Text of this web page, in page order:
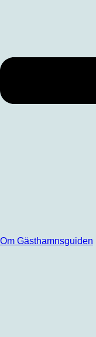
Om Gästhamnsguiden